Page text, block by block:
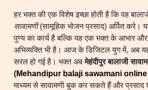
हर भक्त की एक विशेष इच्छा होती है कि वह
सावामणी(सामूहिक भोजन प्रसाद) अर्पित करे।
पुण्य का कार्य है बल्कि यह एक भक्त के आभार और
अभिव्यक्ति भी है। आज के डिजिटल युग में, अब
सरल हो गई है। भक्त अबमेहंदीपुर बालाजी
(Mehandipur balaji sawamani
माध्यम से सावामणी बुक कर सकते हैं और प्रसाद